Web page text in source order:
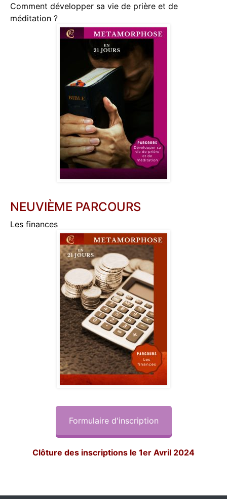
Comment développer sa vie de prière et de
méditation ?
NEUVIÈME PARCOURS
Les finances
Formulaire d'inscription
Clôture des inscriptions le 1er Avril 2024